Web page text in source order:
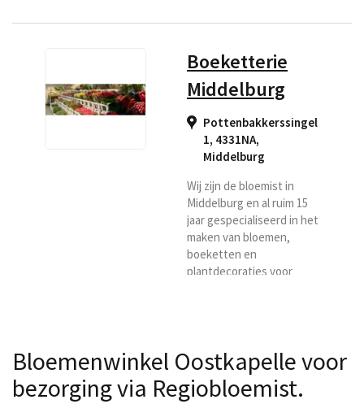
Boeketterie
Middelburg
Pottenbakkerssingel
1, 4331NA,
Middelburg
Wij zijn de bloemist in
Middelburg en al ruim 15
jaar gespecialiseerd in het
maken van bloemen,
boeketten en
plantdecoraties voor
particuliere en de
zakelijke markt, weten wij
als geen ander dat
Bloemenwinkel Oostkapelle voor
bezorging via Regiobloemist.